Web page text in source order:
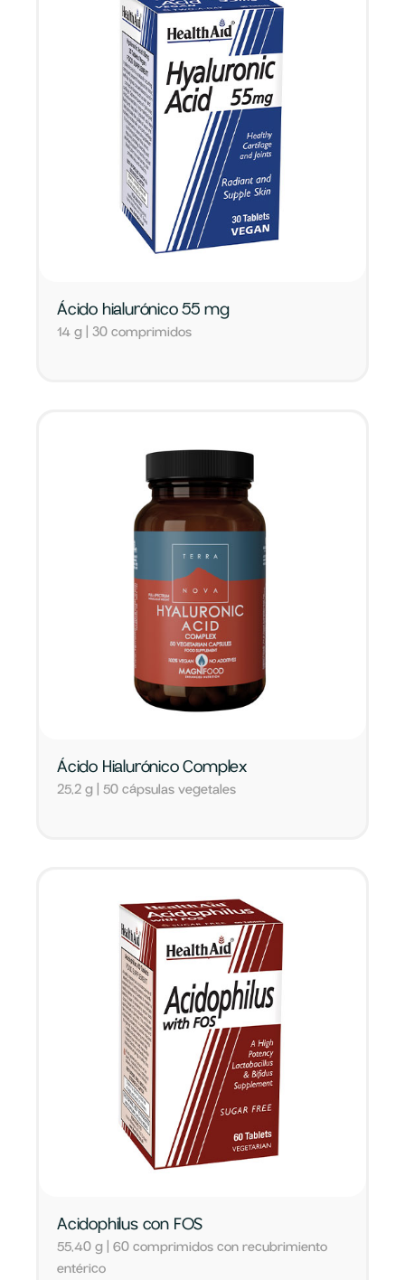
Ácido hialurónico 55 mg
14 g | 30 comprimidos
Ácido Hialurónico Complex
25,2 g | 50 cápsulas vegetales
Acidophilus con FOS
55,40 g | 60 comprimidos con recubrimiento
entérico